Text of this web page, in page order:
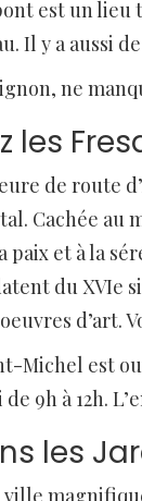
est un
Il y a aussi
ne
les
de route
Cachée au
paix et à la
du XVIe
d’art.
Michel est
de 9h à 12h.
les